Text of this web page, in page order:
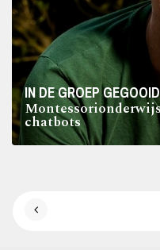
IN DE GROEP GEGOOID
chatbots